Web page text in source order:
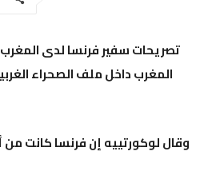
تصريحات سفير فرنسا لدى
المغرب داخل ملف الصحراء
وقال لوكورتييه إن فرنسا كانت